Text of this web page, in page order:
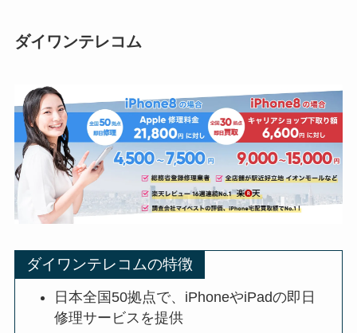
ダイワンテレコム
ダイワンテレコムの特徴
日本全国50拠点で、iPhoneやiPadの即日
修理サービスを提供